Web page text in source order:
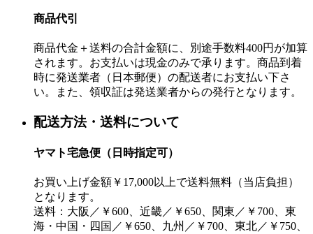
商品代引
商品代金＋送料の合計金額に、別途手数料400円が加算
されます。お支払いは現金のみで承ります。商品到着
時に発送業者（日本郵便）の配送者にお支払い下さ
い。また、領収証は発送業者からの発行となります。
配送方法・送料について
ヤマト宅急便（日時指定可）
お買い上げ金額￥17,000以上で送料無料（当店負担）
となります。
送料：大阪／￥600、近畿／￥650、関東／￥700、東
海・中国・四国／￥650、九州／￥700、東北／￥750、